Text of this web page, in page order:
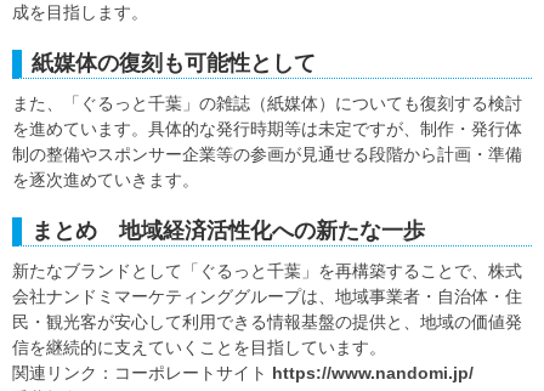
成を目指します。
紙媒体の復刻も可能性として
また、「ぐるっと千葉」の雑誌（紙媒体）についても復刻する検討
を進めています。具体的な発行時期等は未定ですが、制作・発行体
制の整備やスポンサー企業等の参画が見通せる段階から計画・準備
を逐次進めていきます。
まとめ 地域経済活性化への新たな一歩
新たなブランドとして「ぐるっと千葉」を再構築することで、株式
会社ナンドミマーケティンググループは、地域事業者・自治体・住
民・観光客が安心して利用できる情報基盤の提供と、地域の価値発
信を継続的に支えていくことを目指しています。
関連リンク：コーポレートサイト https://www.nandomi.jp/